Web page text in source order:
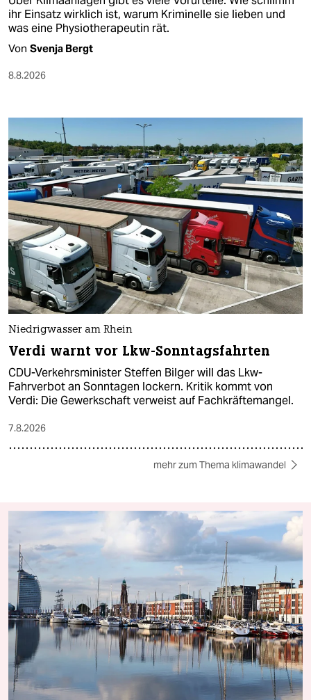
ihr Einsatz wirklich ist, warum Kriminelle sie lieben und
was eine Physiotherapeutin rät.
Von Svenja Bergt
8.8.2026
Niedrigwasser am Rhein
Verdi warnt vor Lkw-Sonntagsfahrten
CDU-Verkehrsminister Steffen Bilger will das Lkw-
Fahrverbot an Sonntagen lockern. Kritik kommt von
Verdi: Die Gewerkschaft verweist auf Fachkräftemangel.
7.8.2026
mehr zum Thema klimawandel